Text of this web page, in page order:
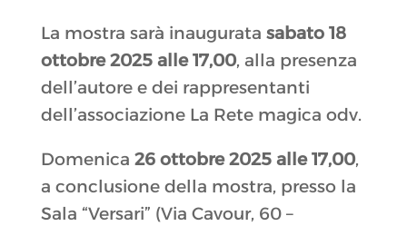
La mostra sarà inaugurata sabato 18
ottobre 2025 alle 17,00, alla presenza
dell’autore e dei rappresentanti
dell’associazione La Rete magica odv.
Domenica 26 ottobre 2025 alle 17,00,
a conclusione della mostra, presso la
Sala “Versari” (Via Cavour, 60 –